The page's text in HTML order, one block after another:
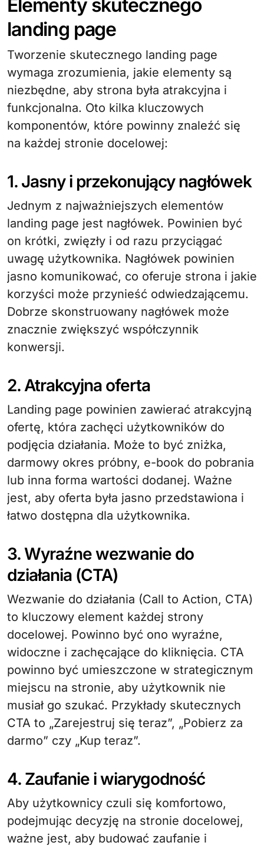
Elementy skutecznego
landing page
Tworzenie skutecznego landing page
wymaga zrozumienia, jakie elementy są
niezbędne, aby strona była atrakcyjna i
funkcjonalna. Oto kilka kluczowych
komponentów, które powinny znaleźć się
na każdej stronie docelowej:
1. Jasny i przekonujący nagłówek
Jednym z najważniejszych elementów
landing page jest nagłówek. Powinien być
on krótki, zwięzły i od razu przyciągać
uwagę użytkownika. Nagłówek powinien
jasno komunikować, co oferuje strona i jakie
korzyści może przynieść odwiedzającemu.
Dobrze skonstruowany nagłówek może
znacznie zwiększyć współczynnik
konwersji.
2. Atrakcyjna oferta
Landing page powinien zawierać atrakcyjną
ofertę, która zachęci użytkowników do
podjęcia działania. Może to być zniżka,
darmowy okres próbny, e-book do pobrania
lub inna forma wartości dodanej. Ważne
jest, aby oferta była jasno przedstawiona i
łatwo dostępna dla użytkownika.
3. Wyraźne wezwanie do
działania (CTA)
Wezwanie do działania (Call to Action, CTA)
to kluczowy element każdej strony
docelowej. Powinno być ono wyraźne,
widoczne i zachęcające do kliknięcia. CTA
powinno być umieszczone w strategicznym
miejscu na stronie, aby użytkownik nie
musiał go szukać. Przykłady skutecznych
CTA to „Zarejestruj się teraz”, „Pobierz za
darmo” czy „Kup teraz”.
4. Zaufanie i wiarygodność
Aby użytkownicy czuli się komfortowo,
podejmując decyzję na stronie docelowej,
ważne jest, aby budować zaufanie i